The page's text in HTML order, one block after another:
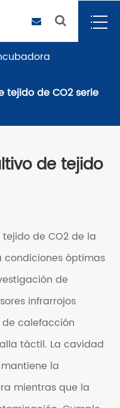
tejido de CO2 serie
de tejido
de CO2 de la
condiciones óptimas
de
infrarrojos
de calefacción
táctil. La cavidad
la
mientras que la